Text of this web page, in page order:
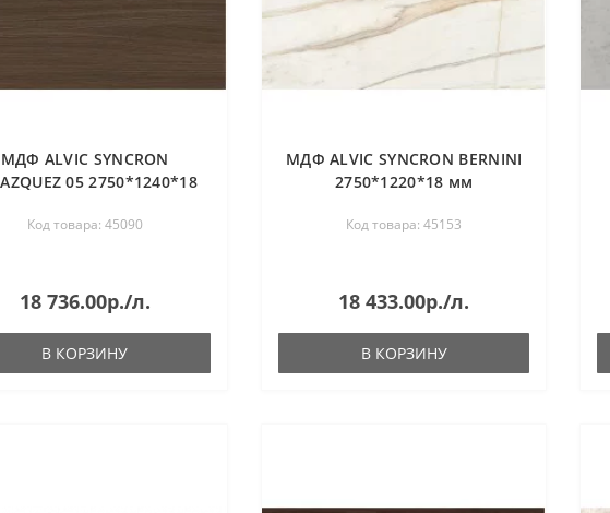
МДФ ALVIC SYNCRON
05 2750*1240*18
Код товара: 45090
18 736.00р./л.
В КОРЗИНУ
МДФ ALVIC SYNCRON BERNINI
2750*1220*18 мм
Код товара: 45153
18 433.00р./л.
В КОРЗИНУ